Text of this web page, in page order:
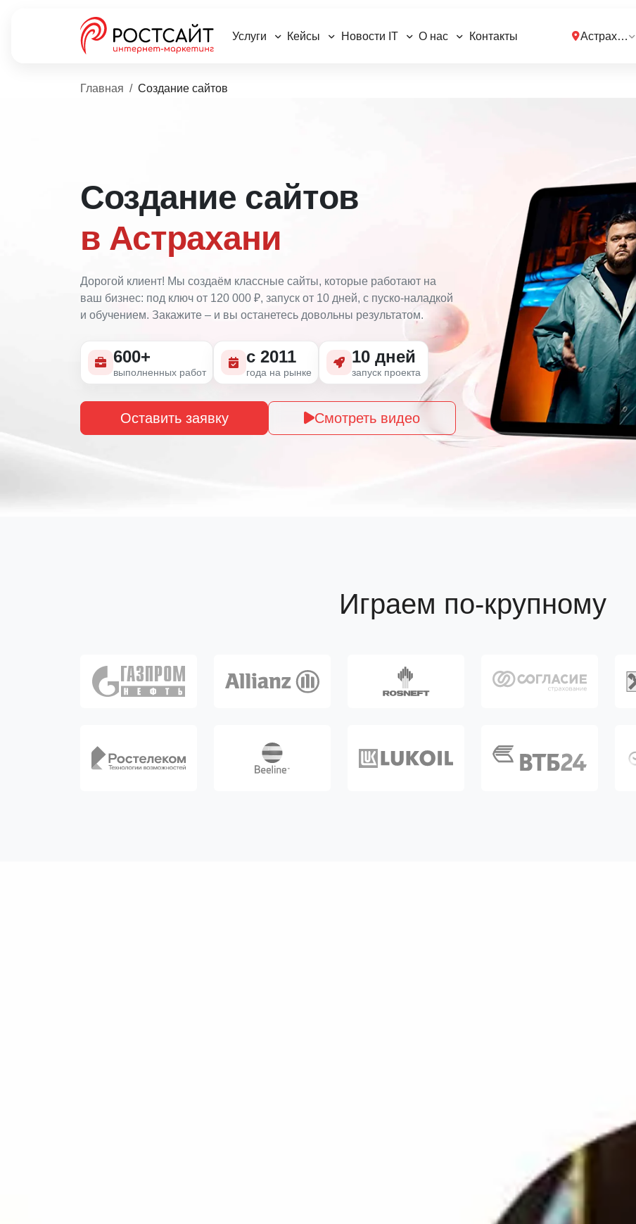
Услуги Кейсы Новости IT О нас Контакты Астрахань
Главная Создание сайтов
Создание сайтов
в Астрахани
Дорогой клиент! Мы создаём классные сайты, которые работают на
ваш бизнес: под ключ от 120 000 ₽, запуск от 10 дней, с пуско-наладкой
и обучением. Закажите – и вы останетесь довольны результатом.
600+
выполненных работ
с 2011
года на рынке
10 дней
запуск проекта
Оставить заявку Смотреть видео
Играем по-крупному